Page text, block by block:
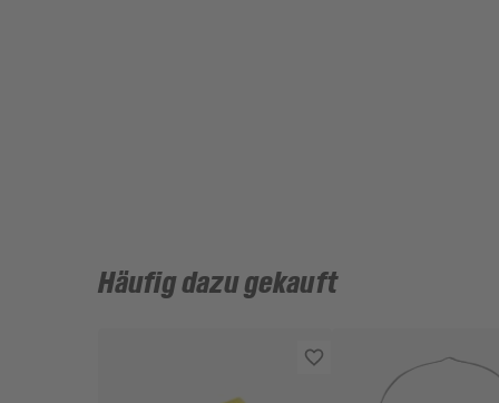
Häufig dazu gekauft